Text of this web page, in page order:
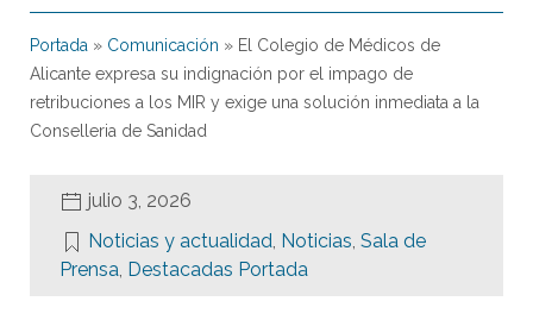
Portada » Comunicación » El Colegio de Médicos de
Alicante expresa su indignación por el impago de
retribuciones a los MIR y exige una solución inmediata a la
Conselleria de Sanidad
julio 3, 2026
Noticias y actualidad, Noticias, Sala de
Prensa, Destacadas Portada